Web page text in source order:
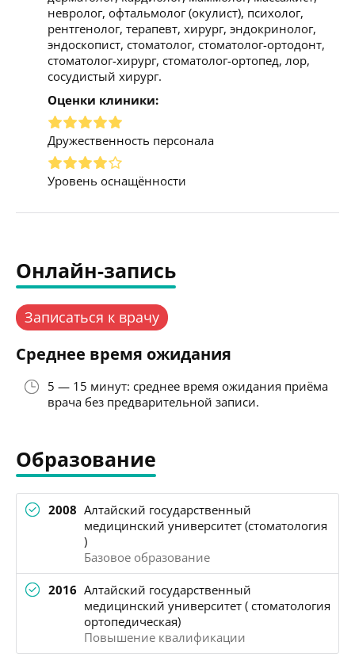
невролог, офтальмолог (окулист), психолог,
рентгенолог, терапевт, хирург, эндокринолог,
эндоскопист, стоматолог, стоматолог-ортодонт,
стоматолог-хирург, стоматолог-ортопед, лор,
сосудистый хирург.
Оценки клиники:
Дружественность персонала
Уровень оснащённости
Онлайн-запись
Записаться к врачу
Среднее время ожидания
5 — 15 минут: среднее время ожидания приёма
врача без предварительной записи.
Образование
2008 Алтайский государственный
медицинский университет (стоматология
)
Базовое образование
2016 Алтайский государственный
медицинский университет ( стоматология
ортопедическая)
Повышение квалификации